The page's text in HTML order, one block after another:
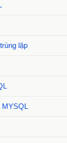
lặp
MYSQL